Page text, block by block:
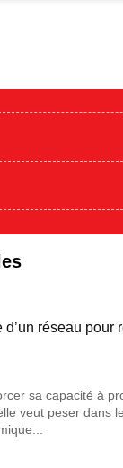
d’un réseau pour
sa capacité à
veut peser dans